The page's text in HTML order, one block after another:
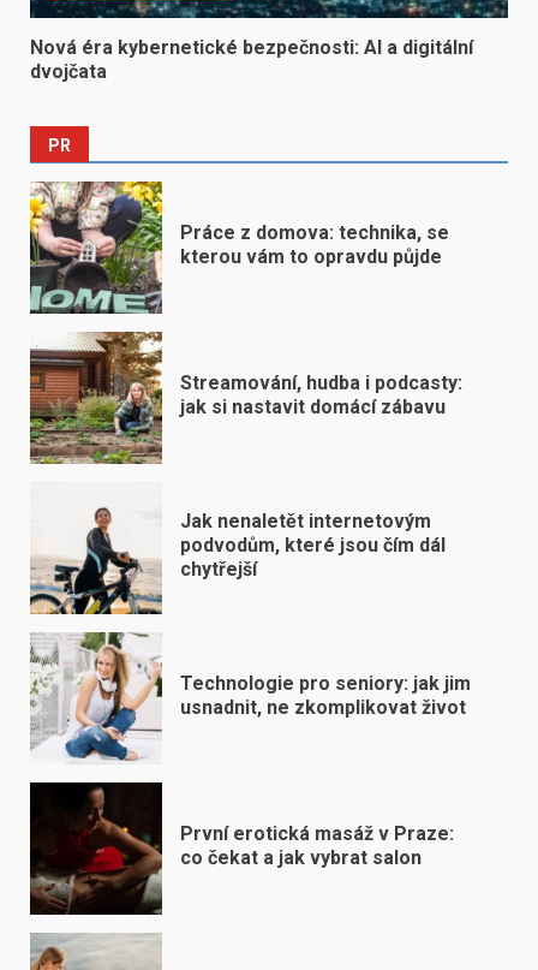
Nová éra kybernetické bezpečnosti: AI a digitální
dvojčata
PR
Práce z domova: technika, se
kterou vám to opravdu půjde
Streamování, hudba i podcasty:
jak si nastavit domácí zábavu
Jak nenaletět internetovým
podvodům, které jsou čím dál
chytřejší
Technologie pro seniory: jak jim
usnadnit, ne zkomplikovat život
První erotická masáž v Praze:
co čekat a jak vybrat salon